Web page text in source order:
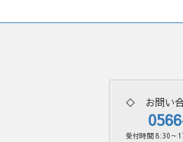
◇ お問い
受付時間 8:30～